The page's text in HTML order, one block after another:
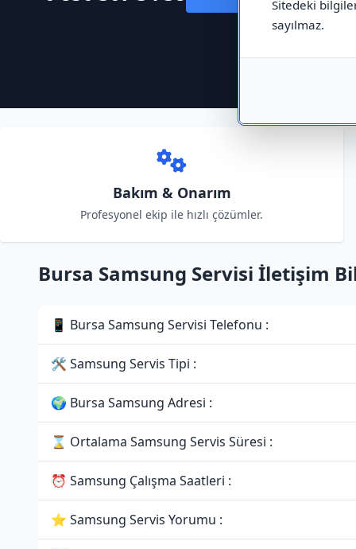
Sitedeki
sayılmaz.
Bakım & Onarım
Profesyonel ekip ile hızlı çözümler.
Bursa Samsung Servisi İletişim
📱 Bursa Samsung Servisi Telefonu :
🛠 Samsung Servis Tipi :
🌍 Bursa Samsung Adresi :
⌛ Ortalama Samsung Servis Süresi :
⏰ Samsung Çalışma Saatleri :
⭐ Samsung Servis Yorumu :